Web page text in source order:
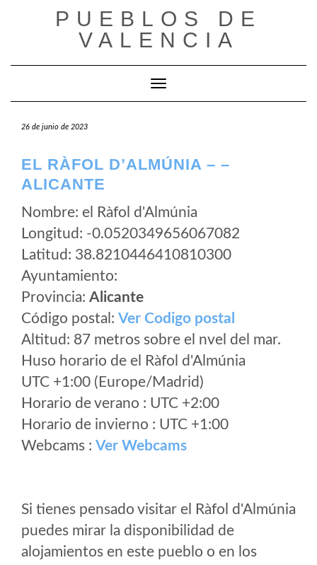
PUEBLOS DE
VALENCIA
Cambiar modo de navegación
26 de junio de 2023
EL RÀFOL D’ALMÚNIA – –
ALICANTE
Nombre: el Ràfol d'Almúnia
Longitud: -0.0520349656067082
Latitud: 38.8210446410810300
Ayuntamiento:
Provincia: Alicante
Código postal: Ver Codigo postal
Altitud: 87 metros sobre el nvel del mar.
Huso horario de el Ràfol d'Almúnia
UTC +1:00 (Europe/Madrid)
Horario de verano : UTC +2:00
Horario de invierno : UTC +1:00
Webcams : Ver Webcams
Si tienes pensado visitar el Ràfol d'Almúnia
puedes mirar la disponibilidad de
alojamientos en este pueblo o en los